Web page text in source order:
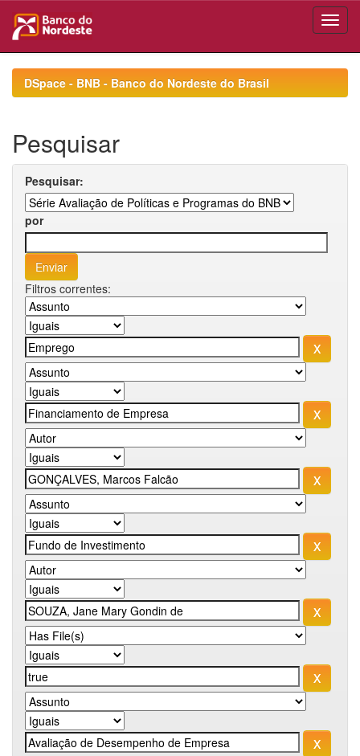
navigationDSpace - BNB - Banco do Nordeste do Brasil
Pesquisar
Pesquisar:
por
Filtros correntes: